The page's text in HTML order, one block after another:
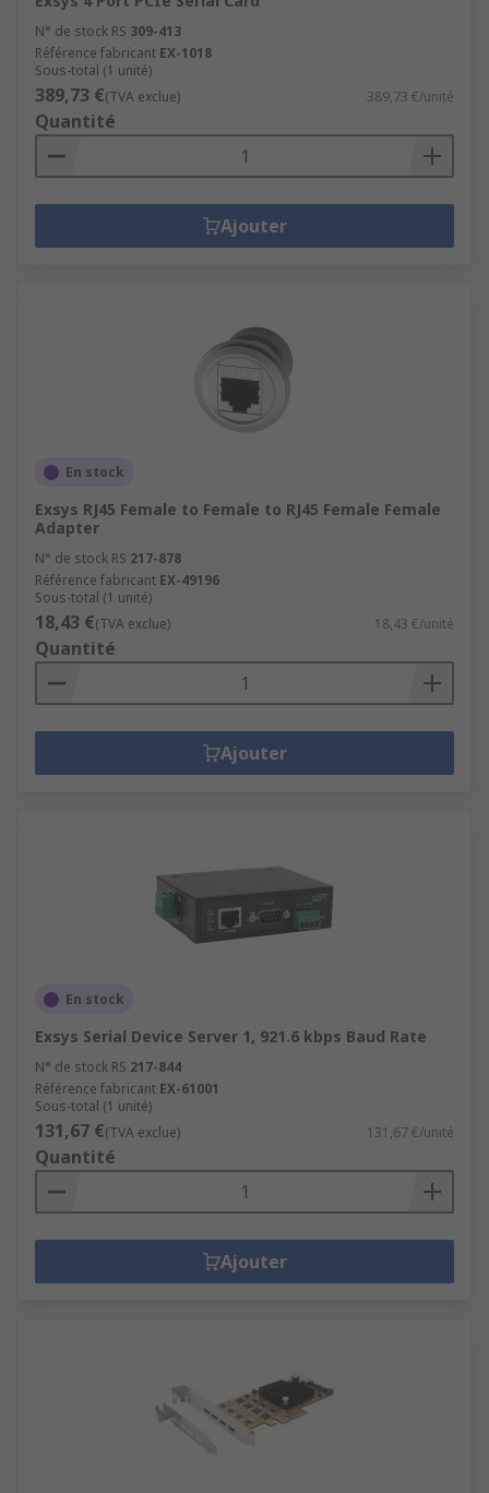
N° de stock RS 309-413
Référence fabricant EX-1018
Sous-total (1 unité)
389,73 €(TVA exclue) 389,73 €/unité
Quantité
Ajouter
En stock
Exsys RJ45 Female to Female to RJ45 Female Female
Adapter
N° de stock RS 217-878
Référence fabricant EX-49196
Sous-total (1 unité)
18,43 €(TVA exclue) 18,43 €/unité
Quantité
Ajouter
En stock
Exsys Serial Device Server 1, 921.6 kbps Baud Rate
N° de stock RS 217-844
Référence fabricant EX-61001
Sous-total (1 unité)
131,67 €(TVA exclue) 131,67 €/unité
Quantité
Ajouter